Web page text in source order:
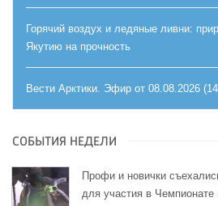
Горячий воздух и ледяные ливни:
Якутию на прочность
Вести Арктики. Эфир от 08.08.2026
СОБЫТИЯ НЕДЕЛИ
Профи и новички
для участия в Чемпионате